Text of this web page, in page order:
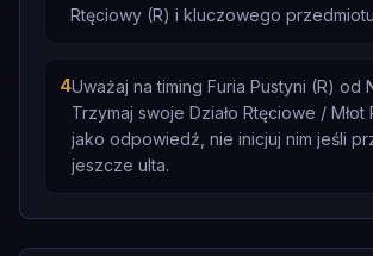
Rtęciowy (R) i kluczowego
4Uważaj na timing Furia Pustyni (R) od
Trzymaj swoje Działo Rtęciowe / Młot
jako odpowiedź, nie inicjuj nim jeśli
jeszcze ulta.